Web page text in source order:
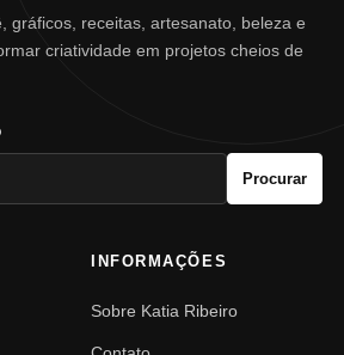
gráficos, receitas, artesanato, beleza e
criatividade em projetos cheios de
Procurar
INFORMAÇÕES
Sobre Katia Ribeiro